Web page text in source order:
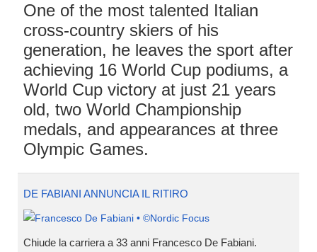
One of the most talented Italian
cross-country skiers of his
generation, he leaves the sport after
achieving 16 World Cup podiums, a
World Cup victory at just 21 years
old, two World Championship
medals, and appearances at three
Olympic Games.
DE FABIANI ANNUNCIA IL RITIRO
Chiude la carriera a 33 anni Francesco De Fabiani.